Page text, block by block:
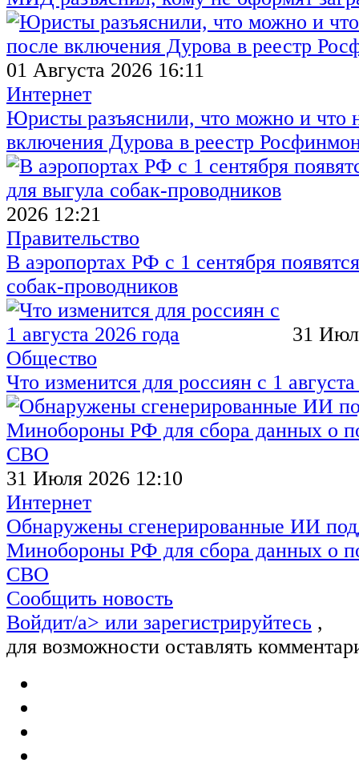
01 Августа 2026 16:11
Интернет
Юристы разъяснили, что можно и что
включения Дурова в реестр
2026 12:21
Правительство
В аэропортах РФ с 1 сентября
собак-проводников
31
Общество
Что изменится для россиян с 1
31 Июля 2026 12:10
Интернет
Обнаружены сгенерированные ИИ
Минобороны РФ для сбора данных о
СВО
Сообщить новость
Войдит/a> или зарегистрируйтесь ,
для возможности оставлять